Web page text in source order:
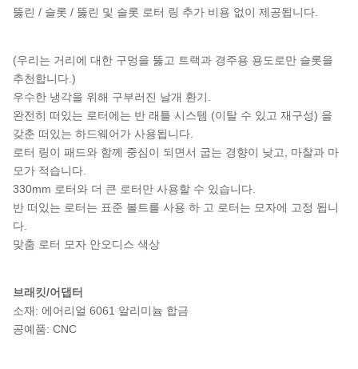
뚫린 / 슬롯 / 뚫린 및 슬롯 로터 링 추가 비용 없이 제공됩니다.
(우리는 거리에 대한 구멍을 뚫고 트랙과 경주용 용도로만 슬롯을
추천합니다.)
우수한 냉각을 위해 구부러진 날개 환기.
완전히 떠있는 로터에는 반 래틀 시스템 (이탈 수 있고 재구성) 을
갖춘 떠있는 하드웨어가 사용됩니다.
로터 링이 패드와 함께 중심이 되면서 굽는 경향이 낮고, 마찰과 마
모가 적습니다.
330mm 로터와 더 큰 로터만 사용할 수 있습니다.
반 떠있는 로터는 표준 볼트를 사용 하 고 로터는 모자에 고정 됩니
다.
맞춤 로터 모자 안오디스 색상
브래킷/어댑터
소재: 에어리얼 6061 알리미늄 합금
공예품: CNC